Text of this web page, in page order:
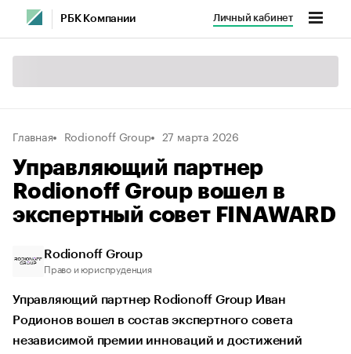
РБК Компании Личный кабинет
Главная Rodionoff Group 27 марта 2026
Управляющий партнер
Rodionoff Group вошел в
экспертный совет FINAWARD
Rodionoff Group
Право и юриспруденция
Управляющий партнер Rodionoff Group Иван
Родионов вошел в состав экспертного совета
независимой премии инноваций и достижений